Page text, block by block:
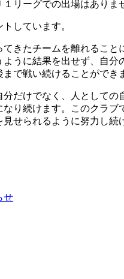
リーグでの出場はありま
しています。
てきたチームを離れるこ
うに結果を出せず、自
で戦い続けることができ
だけでなく、人として
り続けます。このクラ
せられるように努力し続
せ